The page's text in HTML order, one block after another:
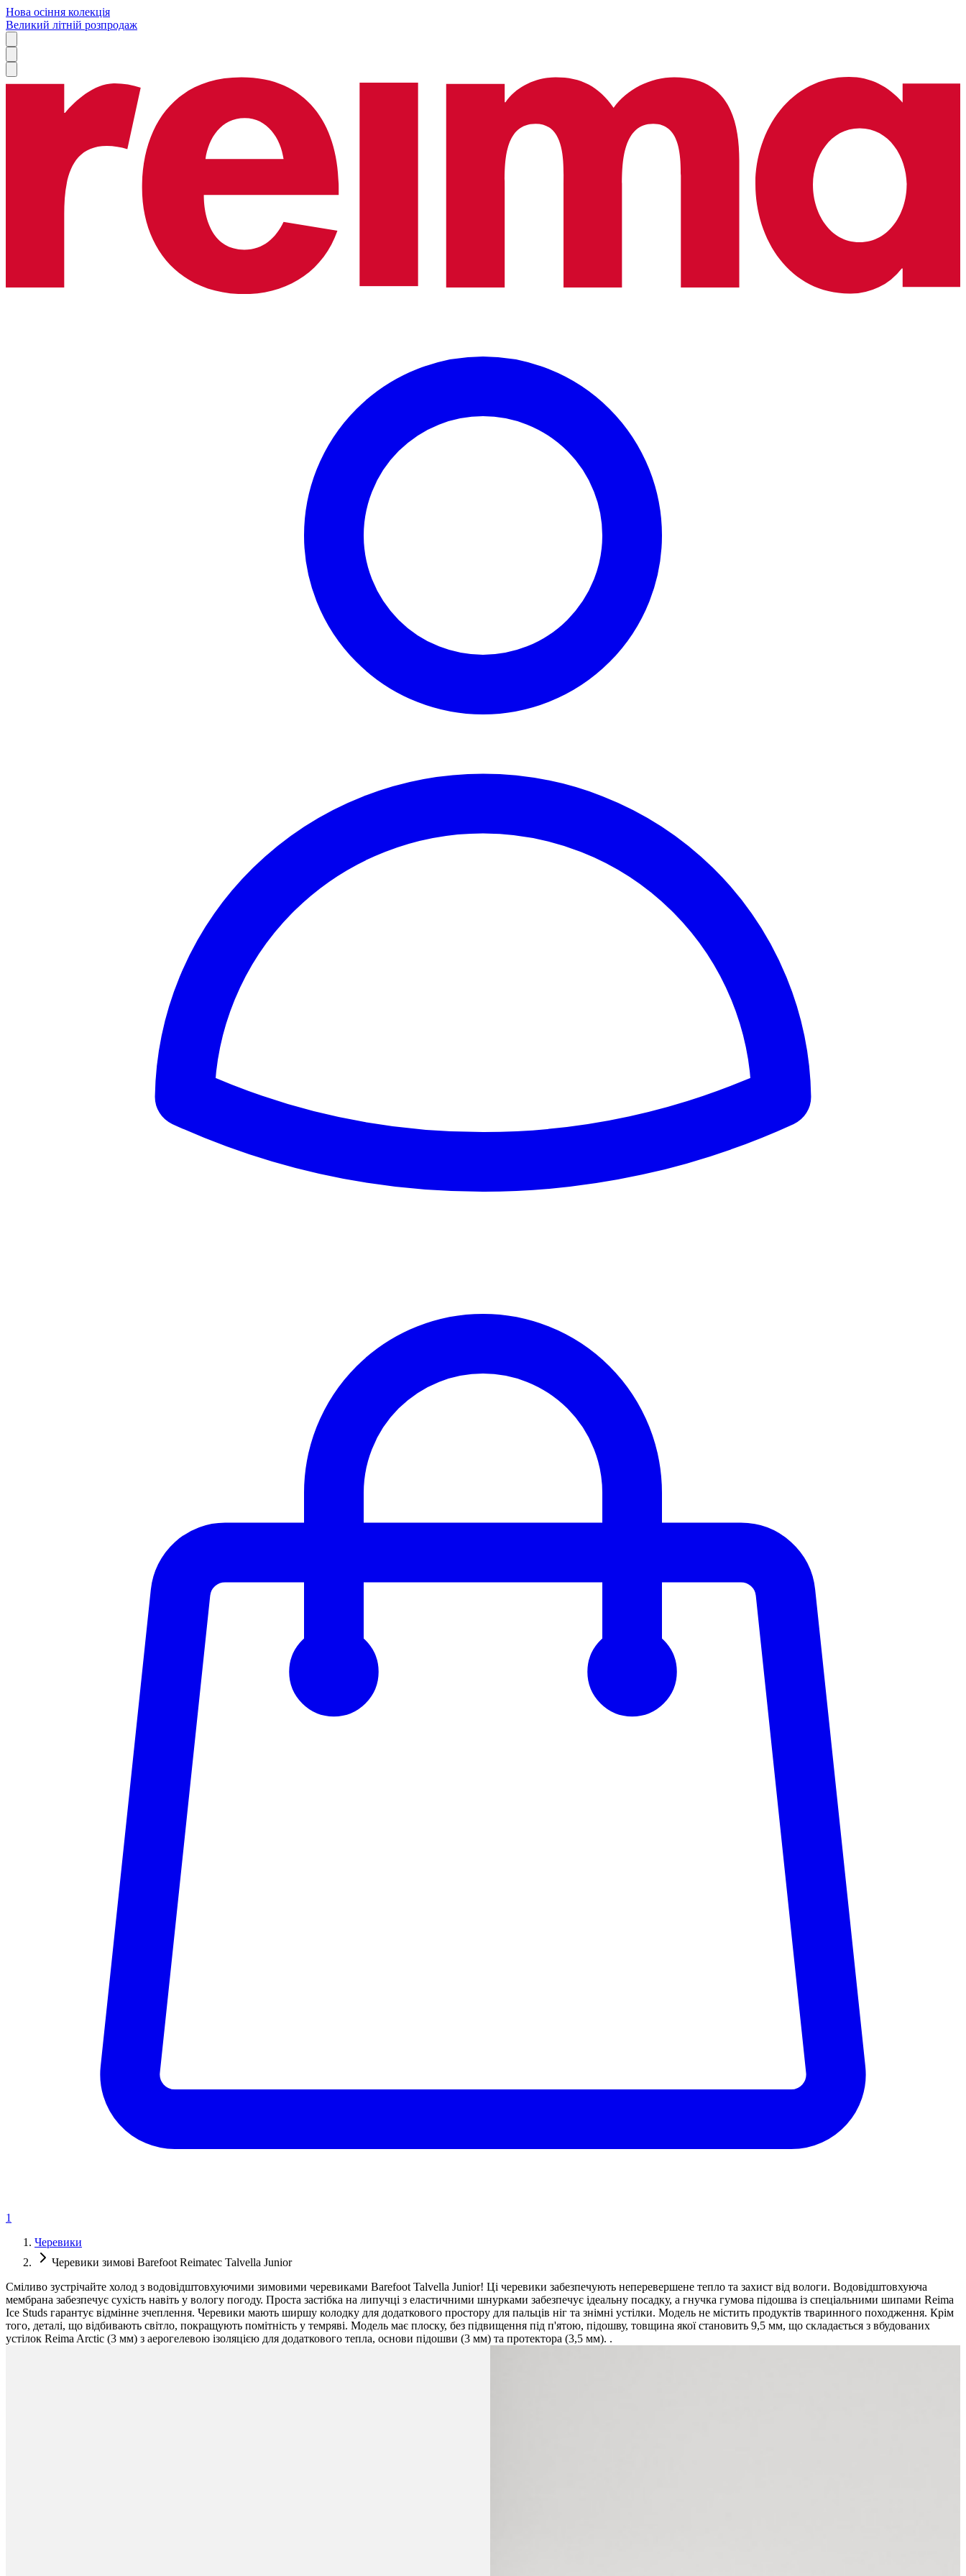
Нова осіння колекція
Великий літній розпродаж
1
Черевики
Черевики зимові Barefoot Reimatec Talvella Junior
Сміливо зустрічайте холод з водовідштовхуючими зимовими черевиками Barefoot Talvella Junior! Ці черевики забезпечують неперевершене тепло та захист від вологи. Водовідштовхуюча
мембрана забезпечує сухість навіть у вологу погоду. Проста застібка на липучці з еластичними шнурками забезпечує ідеальну посадку, а гнучка гумова підошва із спеціальними шипами Reima
Ice Studs гарантує відмінне зчеплення. Черевики мають ширшу колодку для додаткового простору для пальців ніг та знімні устілки. Модель не містить продуктів тваринного походження. Крім
того, деталі, що відбивають світло, покращують помітність у темряві. Модель має плоску, без підвищення під п'ятою, підошву, товщина якої становить 9,5 мм, що складається з вбудованих
устілок Reima Arctic (3 мм) з аерогелевою ізоляцією для додаткового тепла, основи підошви (3 мм) та протектора (3,5 мм). .